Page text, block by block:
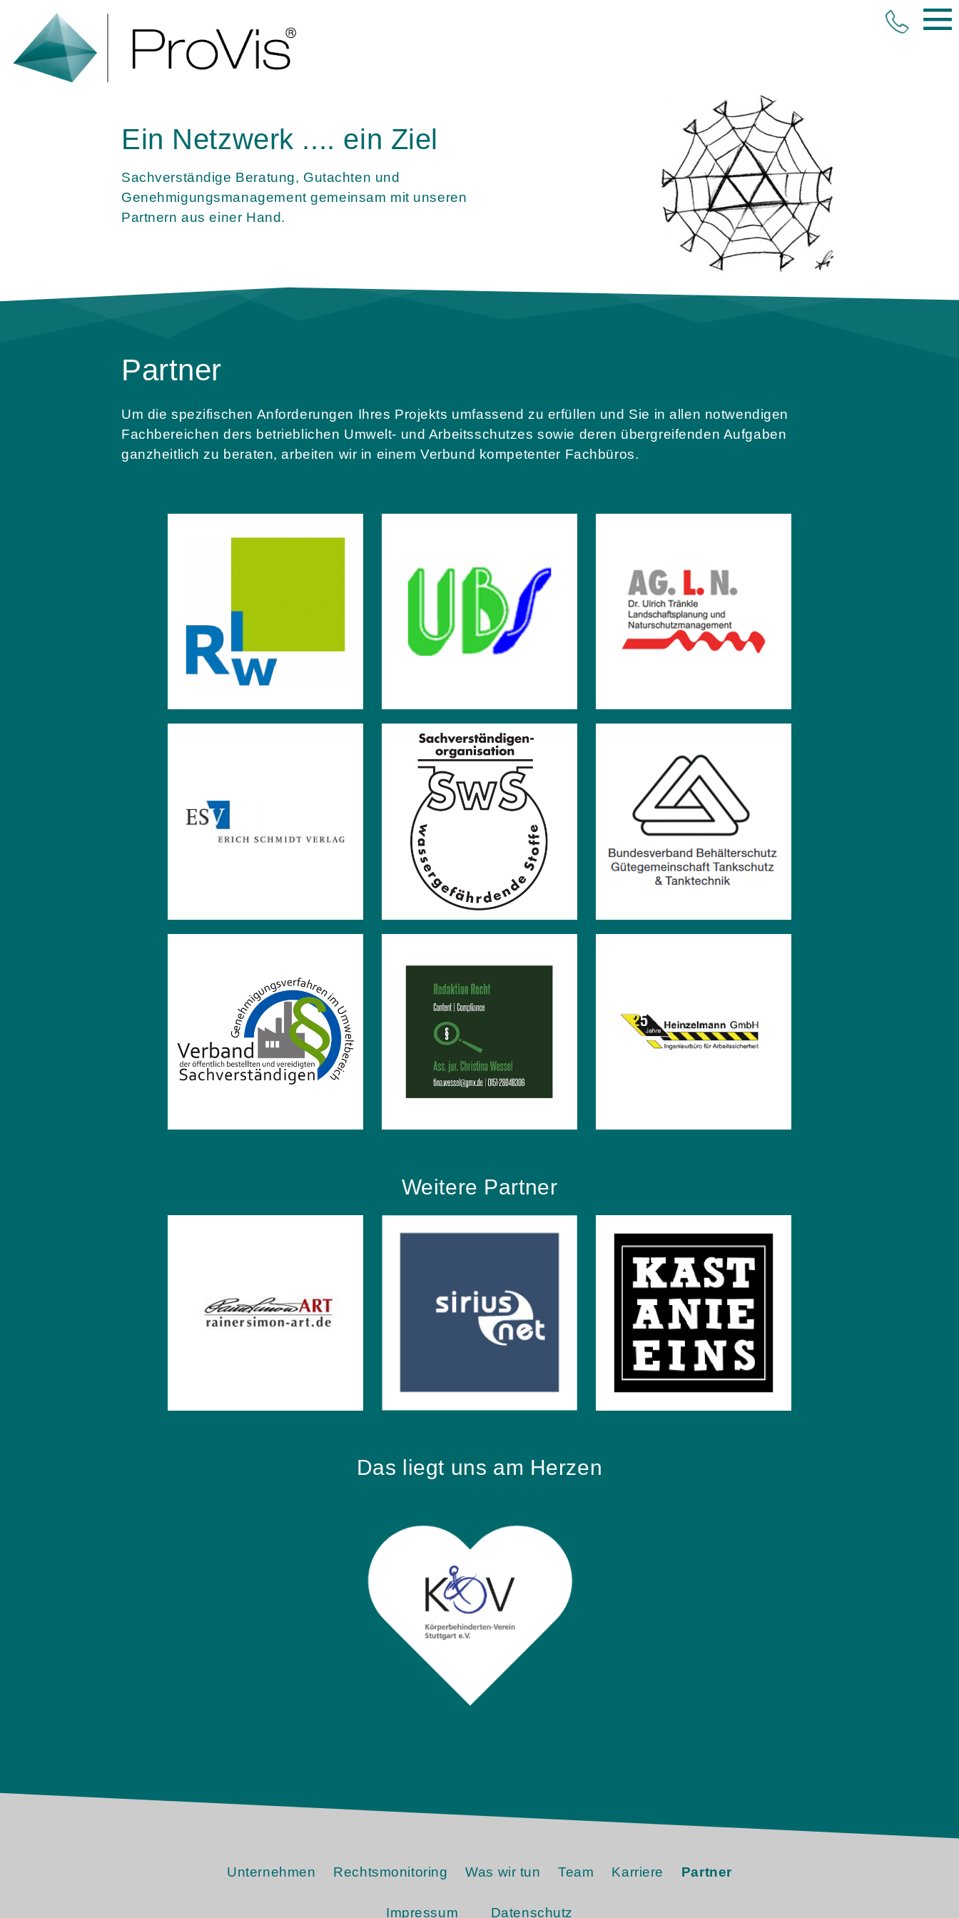
Ein Netzwerk .... ein Ziel
Sachverständige Beratung, Gutachten und
Genehmigungsmanagement gemeinsam mit unseren
Partnern aus einer Hand.
Partner
Um die spezifischen Anforderungen Ihres Projekts umfassend zu erfüllen und Sie in allen notwendigen
Fachbereichen ders betrieblichen Umwelt- und Arbeitsschutzes sowie deren übergreifenden Aufgaben
ganzheitlich zu beraten, arbeiten wir in einem Verbund kompetenter Fachbüros.
Weitere Partner
Das liegt uns am Herzen
Unternehmen Rechtsmonitoring Was wir tun Team Karriere Partner
Impressum Datenschutz